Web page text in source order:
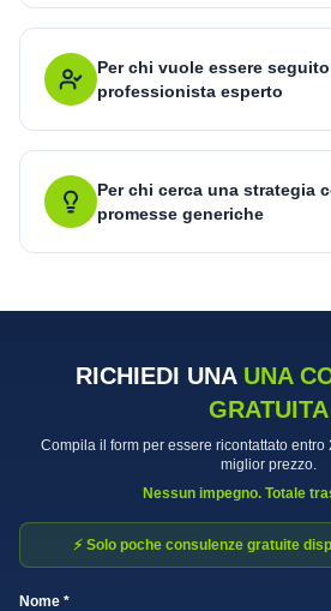
Per chi vuole essere
professionista esperto
Per chi cerca una strategia
promesse generiche
RICHIEDI UNA UNA
GRATUITA
Compila il form per essere ricontattato entro
miglior prezzo.
Nessun impegno. Totale
⚡ Solo poche consulenze gratuite
Nome *